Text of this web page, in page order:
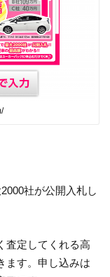
社が公開入札し
査定してくれる高
ます。申し込みは